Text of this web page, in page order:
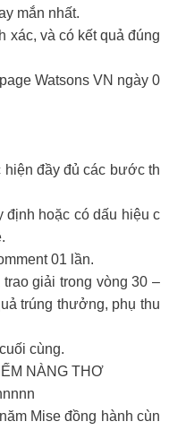
mắn nhất.
xác, và có kết quả đúng
Watsons VN ngày 0
đầy đủ các bước th
định hoặc có dấu hiệu c
01 lần.
giải trong vòng 30 –
trúng thưởng, phụ thu
cùng.
NÀNG THƠ
Mise đồng hành cùn